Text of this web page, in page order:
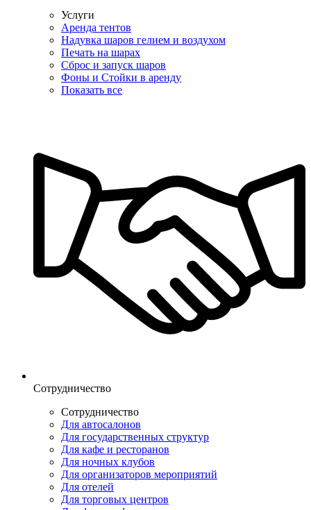
Услуги
Аренда тентов
Надувка шаров гелием и воздухом
Печать на шарах
Сброс и запуск шаров
Фоны и Стойки в аренду
Показать все
Сотрудничество
Сотрудничество
Для автосалонов
Для государственных структур
Для кафе и ресторанов
Для ночных клубов
Для организаторов мероприятий
Для отелей
Для торговых центров